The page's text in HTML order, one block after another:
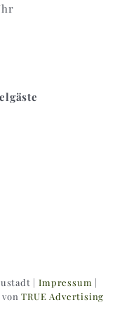
| Impressum |
vonTRUE Advertising